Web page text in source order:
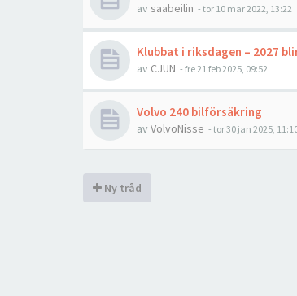
av saabeilin - tor 10 mar 2022, 13:22
Klubbat i riksdagen – 2027
av CJUN - fre 21 feb 2025, 09:52
Volvo 240 bilförsäkring
av VolvoNisse - tor 30 jan 2025,
Ny tråd